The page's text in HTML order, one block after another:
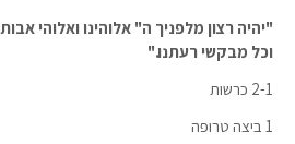
"יהיה רצון מלפניך ה" אלוהינו ואלוהי
וכל מבקשי רעתנו."
2-1 כרשות
1 ביצה טרופה